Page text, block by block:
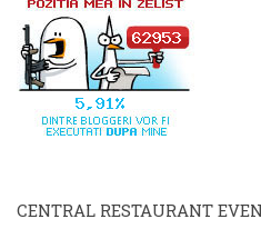
CENTRAL RESTAURANT